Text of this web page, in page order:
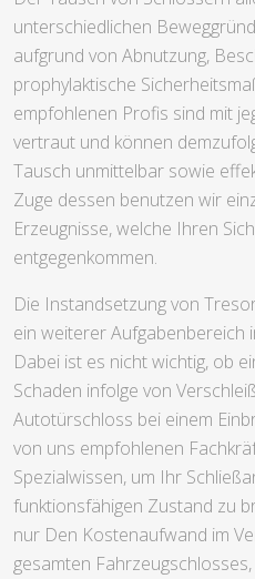
unterschiedlichen
aufgrund von Abnutzung,
prophylaktische
empfohlenen Profis sind mit
vertraut und können
Tausch unmittelbar sowie
Zuge dessen benutzen wir
Erzeugnisse, welche Ihren
entgegenkommen.
Die Instandsetzung von
ein weiterer Aufgabenbereich
Dabei ist es nicht wichtig, ob
Schaden infolge von
Autotürschloss bei einem
von uns empfohlenen
Spezialwissen, um Ihr
funktionsfähigen Zustand zu
nur Den Kostenaufwand im
gesamten